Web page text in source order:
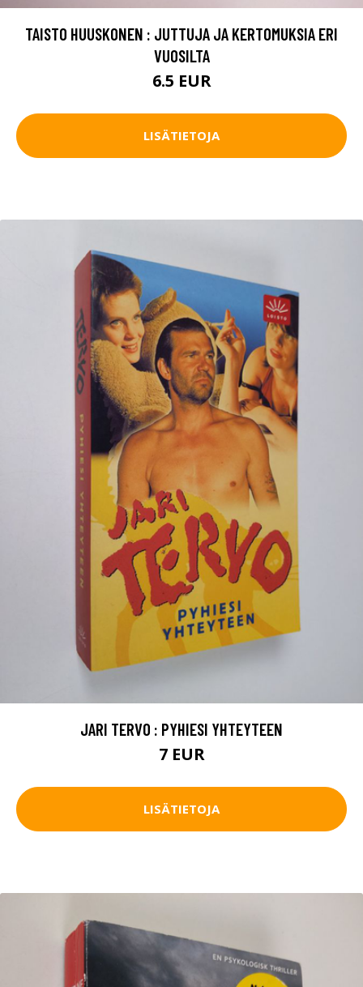
TAISTO HUUSKONEN : JUTTUJA JA KERTOMUKSIA ERI
VUOSILTA
6.5 EUR
LISÄTIETOJA
JARI TERVO : PYHIESI YHTEYTEEN
7 EUR
LISÄTIETOJA